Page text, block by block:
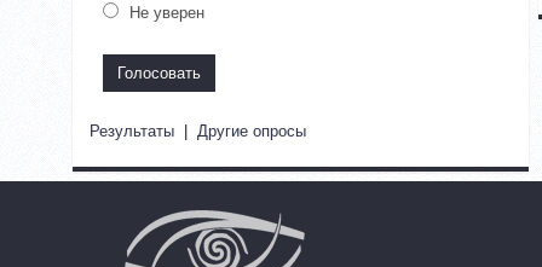
Не уверен
Результаты | Другие опросы